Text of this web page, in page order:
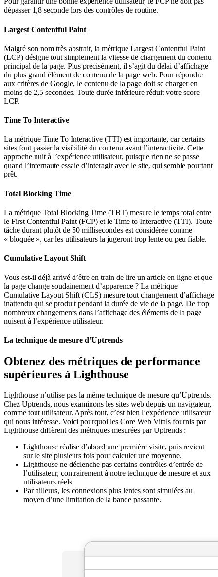
dépasser 1,8 seconde lors des contrôles de routine.
Largest Contentful Paint
Malgré son nom très abstrait, la métrique Largest Contentful Paint
(LCP) désigne tout simplement la vitesse de chargement du contenu
principal de la page. Plus précisément, il s’agit du délai d’affichage
du plus grand élément de contenu de la page web. Pour répondre
aux critères de Google, le contenu de la page doit se charger en
moins de 2,5 secondes. Toute durée inférieure réduit votre score
LCP.
Time To Interactive
La métrique Time To Interactive (TTI) est importante, car certains
sites font passer la visibilité du contenu avant l’interactivité. Cette
approche nuit à l’expérience utilisateur, puisque rien ne se passe
quand l’internaute essaie d’interagir avec le site, qui semble pourtant
prêt.
Total Blocking Time
La métrique Total Blocking Time (TBT) mesure le temps total entre
le First Contentful Paint (FCP) et le Time to Interactive (TTI). Toute
tâche durant plutôt de 50 millisecondes est considérée comme
« bloquée », car les utilisateurs la jugeront trop lente ou peu fiable.
Cumulative Layout Shift
Vous est-il déjà arrivé d’être en train de lire un article en ligne et que
la page change soudainement d’apparence ? La métrique
Cumulative Layout Shift (CLS) mesure tout changement d’affichage
inattendu qui se produit pendant la durée de vie de la page. De trop
nombreux changements dans l’affichage des éléments de la page
nuisent à l’expérience utilisateur.
La technique de mesure d’Uptrends
Obtenez des métriques de performance
supérieures à Lighthouse
Lighthouse n’utilise pas la même technique de mesure qu’Uptrends.
Chez Uptrends, nous examinons les sites web depuis un navigateur,
comme tout utilisateur. Après tout, c’est bien l’expérience utilisateur
qui nous intéresse. Voici pourquoi les Core Web Vitals fournis par
Lighthouse diffèrent des métriques mesurées par Uptrends :
Lighthouse réalise d’abord une première visite, puis revient
sur le site plusieurs fois pour calculer une moyenne.
Lighthouse ne déclenche pas certains contrôles d’entrée de
l’utilisateur, contrairement à notre technique de mesure et aux
utilisateurs réels.
Par ailleurs, les connexions plus lentes sont simulées au
moyen d’une limitation de la bande passante.